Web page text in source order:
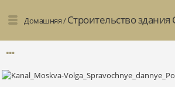
Домашняя/Строительство здания